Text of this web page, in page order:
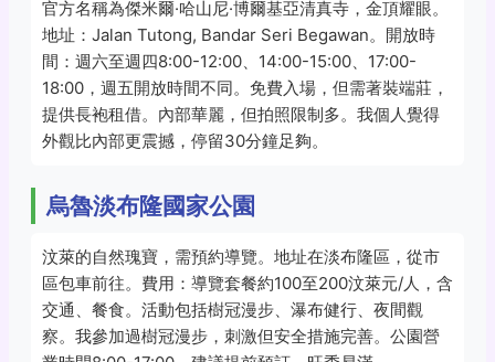
官方名稱為傑米爾·哈山尼·博爾基亞清真寺，金頂耀眼。
地址：Jalan Tutong, Bandar Seri Begawan。開放時
間：週六至週四8:00-12:00、14:00-15:00、17:00-
18:00，週五開放時間不同。免費入場，但需著裝端莊，
提供長袍租借。內部華麗，但拍照限制多。我個人覺得
外觀比內部更震撼，停留30分鐘足夠。
烏魯淡布隆國家公園
汶萊的自然瑰寶，需預約導覽。地址在淡布隆區，從市
區包車前往。費用：導覽套餐約100至200汶萊元/人，含
交通、餐食。活動包括樹冠漫步、瀑布健行、夜間觀
察。我參加過樹冠漫步，刺激但安全措施完善。公園營